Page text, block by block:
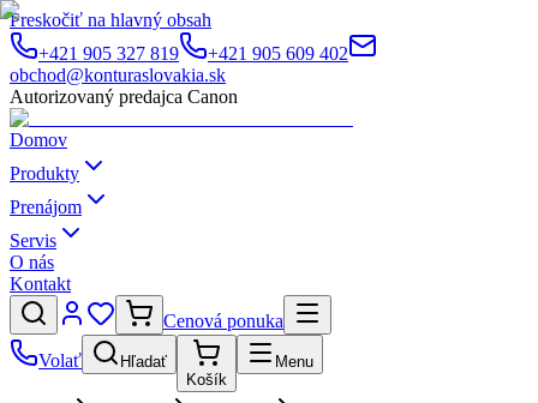
Preskočiť na hlavný obsah
+421 905 327 819
+421 905 609 402
obchod@konturaslovakia.sk
Autorizovaný predajca Canon
Domov
Produkty
Prenájom
Servis
O nás
Kontakt
Cenová ponuka
Volať
Hľadať
Košík
Menu